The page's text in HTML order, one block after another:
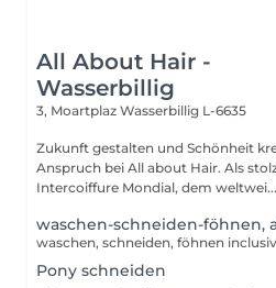
All About Hair -
Wasserbillig
3, Moartplaz Wasserbillig L-6635
Zukunft gestalten und Schönheit kreieren genau das
Anspruch bei All about Hair. Als
Intercoiffure Mondial, dem weltwei...
waschen-schneiden-föhnen,
waschen, schneiden, föhnen
Pony schneiden